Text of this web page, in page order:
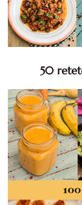
50
minute. Retete